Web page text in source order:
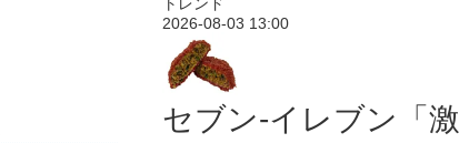
2026-08-03 13:00
セブン-イレブン「激